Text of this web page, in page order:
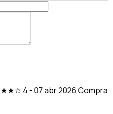
4 - 07 abr 2026Compra